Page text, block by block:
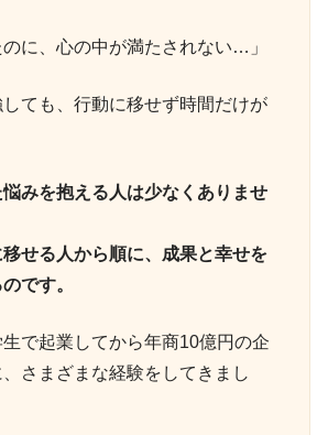
のに、心の中が満たされない…」
しても、行動に移せず時間だけが
みを抱える人は少なくありませ
せる人から順に、成果と幸せを
です。
で起業してから年商10億円の企
さまざまな経験をしてきまし